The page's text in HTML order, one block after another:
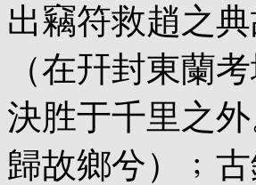
出竊符救趙之
（在幵封東蘭
決胜于千里之
歸故鄉兮）﹔